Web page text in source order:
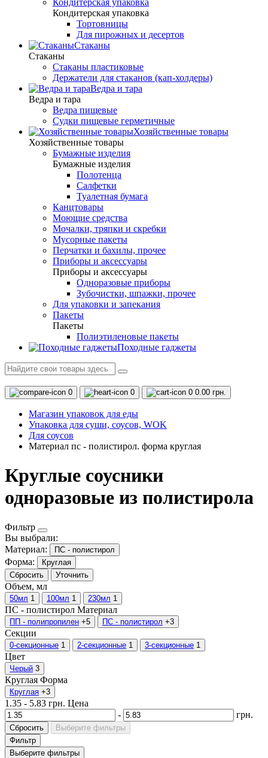
Кондитерская упаковка
Кондитерская упаковка
Тортовницы
Для пирожных и десертов
Стаканы
Стаканы
Стаканы пластиковые
Держатели для стаканов (кап-холдеры)
Ведра и тара
Ведра и тара
Ведра пищевые
Судки пищевые герметичные
Хозяйственные товары
Хозяйственные товары
Бумажные изделия
Бумажные изделия
Полотенца
Салфетки
Туалетная бумага
Канцтовары
Моющие средства
Мочалки, тряпки и скребки
Мусорные пакеты
Перчатки и бахилы, прочее
Приборы и аксессуары
Приборы и аксессуары
Одноразовые приборы
Зубочистки, шпажки, прочее
Для упаковки и запекания
Пакеты
Пакеты
Полиэтиленовые пакеты
Походные гаджеты
0 0 0 0.00 грн.
Магазин упаковок для еды
Упаковка для суши, соусов, WOK
Для соусов
Материал пс - полистирол. форма круглая
Круглые соусники
одноразовые из полистирола
Фильтр
Вы выбрали:
Материал:
ПС - полистирол
Форма:
Круглая
Сбросить
Уточнить
Объем, мл
50мл 1 100мл 1 230мл 1
ПС - полистирол Материал
ПП - полипропилен +5 ПС - полистирол +3
Секции
0-секционные 1 2-секционные 1 3-секционные 1
Цвет
Черый 3
Круглая Форма
Круглая +3
1.35 - 5.83 грн. Цена
-
грн.
Сбросить
Выберите фильтры
Фильтр
Выберите фильтры